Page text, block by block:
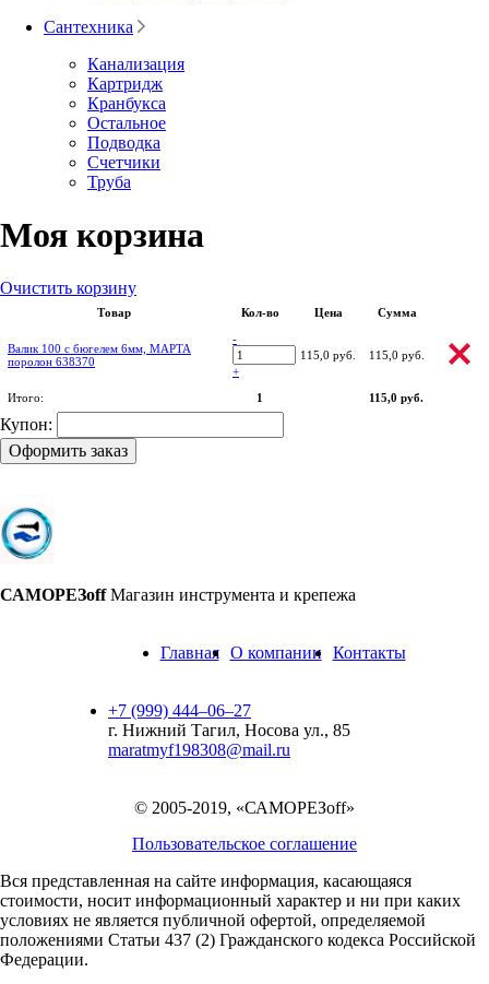
Сантехника
Канализация
Картридж
Кранбукса
Остальное
Подводка
Счетчики
Труба
Моя корзина
Очистить корзину
Товар Кол-во Цена Сумма
Валик 100 с бюгелем 6мм, МАРТА
поролон 638370
-
+
115,0 руб. 115,0 руб.
Итого: 1 115,0 руб.
Купон:
Оформить заказ
САМОРЕЗoff Магазин инструмента и крепежа
Главная О компании Контакты
+7 (999) 444‒06‒27
г. Нижний Тагил, Носова ул., 85
maratmyf198308@mail.ru
© 2005-2019, «САМОРЕЗoff»
Пользовательское соглашение
Вся представленная на сайте информация, касающаяся
стоимости, носит информационный характер и ни при каких
условиях не является публичной офертой, определяемой
положениями Статьи 437 (2) Гражданского кодекса Российской
Федерации.